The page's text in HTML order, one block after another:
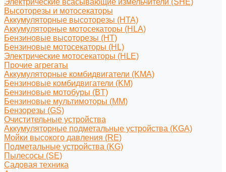
Электрические всасывающие измельчители (SHE)
Высоторезы и мотосекаторы
Аккумуляторные высоторезы (HTA)
Аккумуляторные мотосекаторы (HLA)
Бензиновые высоторезы (HT)
Бензиновые мотосекаторы (HL)
Электрические мотосекаторы (HLE)
Прочие агрегаты
Аккумуляторные комбидвигатели (KMA)
Бензиновые комбидвигатели (KM)
Бензиновые мотобуры (BT)
Бензиновые мультимоторы (MM)
Бензорезы (GS)
Очистительные устройства
Аккумуляторные подметальные устройства (KGA)
Мойки высокого давления (RE)
Подметальные устройства (KG)
Пылесосы (SE)
Садовая техника